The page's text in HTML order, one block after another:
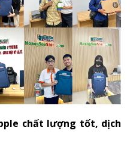
chất lượng tốt, dịch